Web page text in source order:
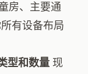
房、主要通
有设备布局
型和数量 现